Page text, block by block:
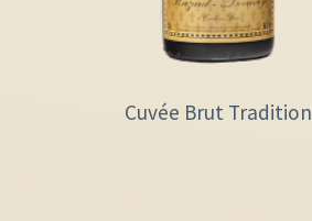
Cuvée Brut Tradition